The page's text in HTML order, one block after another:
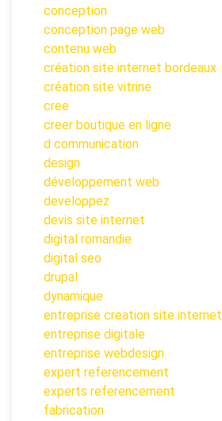
conception
conception page web
contenu web
création site internet bordeaux
création site vitrine
cree
creer boutique en ligne
d communication
design
développement web
developpez
devis site internet
digital romandie
digital seo
drupal
dynamique
entreprise creation site internet
entreprise digitale
entreprise webdesign
expert referencement
experts referencement
fabrication